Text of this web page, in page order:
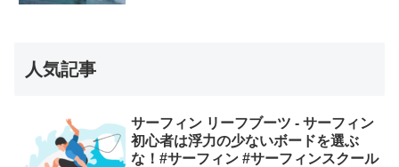
人気記事
サーフィン リーフブーツ - サーフィン
初心者は浮力の少ないボードを選ぶ
な！#サーフィン #サーフィンスクール